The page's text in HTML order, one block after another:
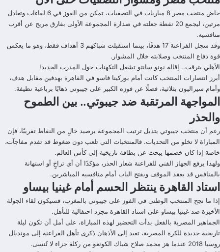
خاض منتخب مصر 8 مباريات في التصفيات، تمكن من الفوز في 6 لقاءات وتعادل
مرتين، ليجمع 20 نقطة جعلته في صدارة المجموعة الأولى بفارق مريح عن أقرب
منافسيه.
وقد سجل الفراعنة 17 هدفًا، بينما استقبلت شباكهم 3 أهداف فقط، وهو ما يعكس
قوة دفاع المنتخب وصلابته خلال المشوار.
الأهلي يترقب.. إقالة نونو سانتو تشعل التكهنات حول المدرب الجديد!
أبرز انتصارات المنتخب كانت أمام بوركينا فاسو في القاهرة بهدفين مقابل هدف،
وأمام سيراليون بثلاثية، فضلًا عن فوزه الكبير على جيبوتي ذهابًا برباعية نظيفة.
المواجهة المرتقبة ضد جيبوتي.. بين الطموح
والحذر
رغم أن منتخب جيبوتي يتذيل ترتيب المجموعة برصيد خالٍ من النقاط تقريبًا، فإن
المباراة لا تخلو من التحديات. فالمنتخبات التي تلعب دون ضغوط قد تقدم مفاجآت،
خاصة إذا كان خصمها يبحث عن بطاقة تاريخية إلى كأس العالم.
ولهذا يرفع الجهاز الفني للفراعنة شعار الحذر، مؤكدًا أن أي تراخٍ أو استهانة
بالمنافس قد يعقد الموقف ويفتح الباب أمام منافسيه المباشرين.
استاد القاهرة ينتظر الحسم أمام غينيا بيساو
إذا ما نجح المنتخب الوطني في الفوز على جيبوتي بالمغرب، فسيكون لقاء الجولة
الأخيرة ضد غينيا بيساو على استاد القاهرة مجرد احتفالية للتأهل.
الجماهير المصرية بالفعل بدأت التحضير لهذه المباراة، على أمل أن تكون ليلة
تاريخية جديدة للكرة المصرية، تعيد إلى الأذهان ذكرى تأهل الفراعنة إلى مونديال
روسيا 2018 عندما هز محمد صلاح شباك الكونغو من ركلة جزاء لا تُنسى.